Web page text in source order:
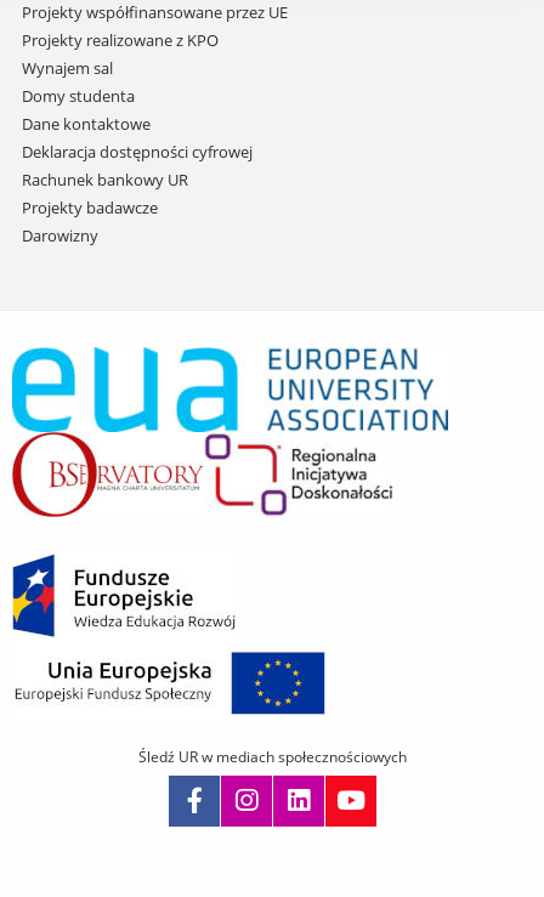
Projekty współfinansowane przez UE
Projekty realizowane z KPO
Wynajem sal
Domy studenta
Dane kontaktowe
Deklaracja dostępności cyfrowej
Rachunek bankowy UR
Projekty badawcze
Darowizny
Śledź UR w mediach społecznościowych